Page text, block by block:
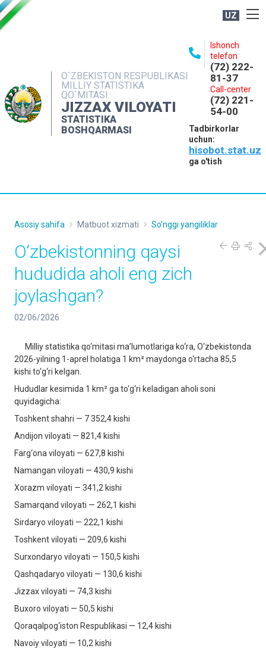
UZ
O`ZBEKISTON RESPUBLIKASI
MILLIY STATISTIKA
QO`MITASI
JIZZAX VILOYATI
STATISTIKA
BOSHQARMASI
Ishonch
telefon
(72) 222-
81-37
Call-center
(72) 221-
54-00
Tadbirkorlar
uchun:
hisobot.stat.uz
ga o'tish
NASHRLAR
INTERAKTIV XIZMATLAR
MATBUOT XIZMATI
Asosiy sahifa Matbuot xizmati So'nggi yangiliklar
O‘zbekistonning qaysi
hududida aholi eng zich
joylashgan?
02/06/2026
Milliy statistika qo‘mitasi ma’lumotlariga ko‘ra, O‘zbekistonda
2026-yilning 1-aprel holatiga 1 km² maydonga o‘rtacha 85,5
kishi to‘g‘ri kelgan.
Hududlar kesimida 1 km² ga to‘g‘ri keladigan aholi soni
quyidagicha:
Toshkent shahri — 7 352,4 kishi
Andijon viloyati — 821,4 kishi
Farg‘ona viloyati — 627,8 kishi
Namangan viloyati — 430,9 kishi
Xorazm viloyati — 341,2 kishi
Samarqand viloyati — 262,1 kishi
Sirdaryo viloyati — 222,1 kishi
Toshkent viloyati — 209,6 kishi
Surxondaryo viloyati — 150,5 kishi
Qashqadaryo viloyati — 130,6 kishi
Jizzax viloyati — 74,3 kishi
Buxoro viloyati — 50,5 kishi
Qoraqalpog‘iston Respublikasi — 12,4 kishi
Navoiy viloyati — 10,2 kishi